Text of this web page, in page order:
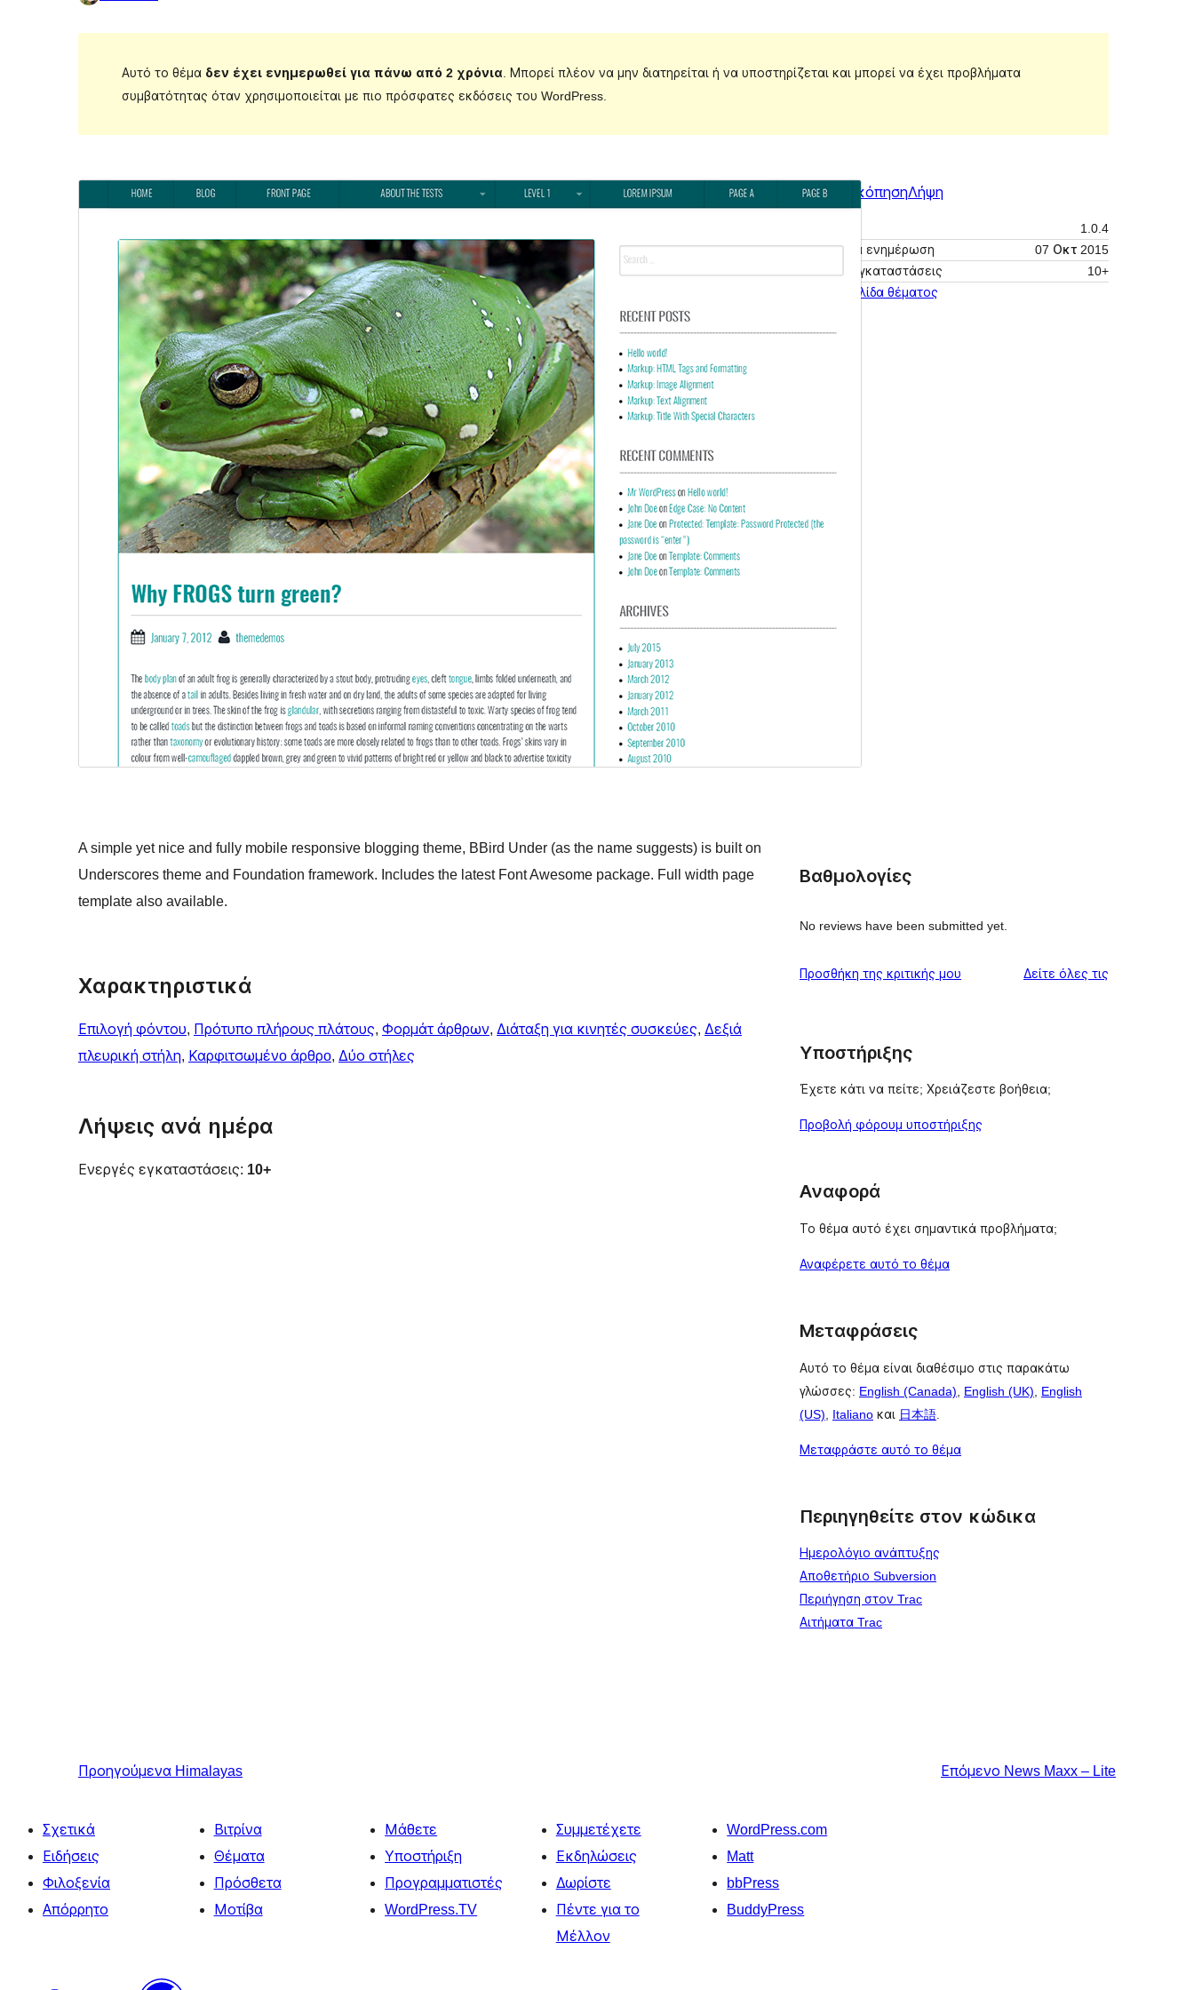
Αυτό το θέμα δεν έχει ενημερωθεί για πάνω από 2 χρόνια . Μπορεί πλέον να μην διατηρείται ή να υποστηρίζεται και μπορεί να έχει προβλήματα
συμβατότητας όταν χρησιμοποιείται με πιο πρόσφατες εκδόσεις του WordPress.
ΠροεπισκόπησηΛήψη
1.0.4
Τελευταία ενημέρωση
07 Οκτ 2015
Ενεργές εγκαταστάσεις
10+
Αρχική σελίδα θέματος
A simple yet nice and fully mobile responsive blogging theme, BBird Under (as the name suggests) is built on
Underscores theme and Foundation framework. Includes the latest Font Awesome package. Full width page
template also available.
Χαρακτηριστικά
Επιλογή φόντου, Πρότυπο πλήρους πλάτους, Φορμάτ άρθρων, Διάταξη για κινητές συσκεύες, Δεξιά
πλευρική στήλη, Καρφιτσωμένo άρθρo, Δύο στήλες
Λήψεις ανά ημέρα
Ενεργές εγκαταστάσεις: 10+
Βαθμολογίες
No reviews have been submitted yet.
Προσθήκη της κριτικής μου Δείτε όλες τις
Υποστήριξης
Έχετε κάτι να πείτε; Χρειάζεστε βοήθεια;
Προβολή φόρουμ υποστήριξης
Αναφορά
Το θέμα αυτό έχει σημαντικά προβλήματα;
Αναφέρετε αυτό το θέμα
Μεταφράσεις
Αυτό το θέμα είναι διαθέσιμο στις παρακάτω
γλώσσες: English (Canada) English (UK)
English
(US)
Italiano και 日本語
Μεταφράστε αυτό το θέμα
Περιηγηθείτε στον κώδικα
Ημερολόγιο ανάπτυξης
Αποθετήριο Subversion
Περιήγηση στον Trac
Αιτήματα Trac
Προηγούμενα Himalayas Επόμενο News Maxx – Lite
Σχετικά
Ειδήσεις
Φιλοξενία
Απόρρητο
Βιτρίνα
Θέματα
Πρόσθετα
Μοτίβα
Μάθετε
Υποστήριξη
Προγραμματιστές
WordPress.TV
Συμμετέχετε
Εκδηλώσεις
Δωρίστε
Πέντε για το
Μέλλον
WordPress.com
Matt
bbPress
BuddyPress